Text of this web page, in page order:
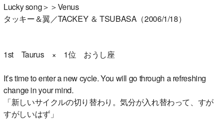
Lucky song＞＞Venus
タッキー＆翼／TACKEY ＆ TSUBASA（2006/1/18）
1st Taurus × 1位 おうし座
It’s time to enter a new cycle. You will go through a refreshing
change in your mind.
「新しいサイクルの切り替わり。気分が入れ替わって、すが
すがしいはず」